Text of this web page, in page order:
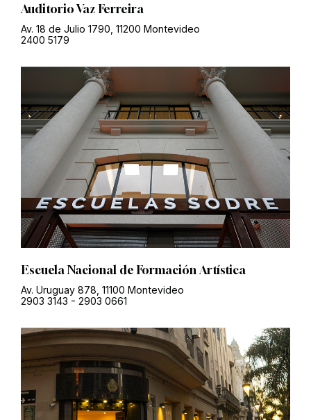
Auditorio Vaz Ferreira
Av. 18 de Julio 1790, 11200 Montevideo
2400 5179
Escuela Nacional de Formación Artística
Av. Uruguay 878, 11100 Montevideo
2903 3143 - 2903 0661